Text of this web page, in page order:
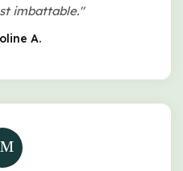
imbattable."
A.